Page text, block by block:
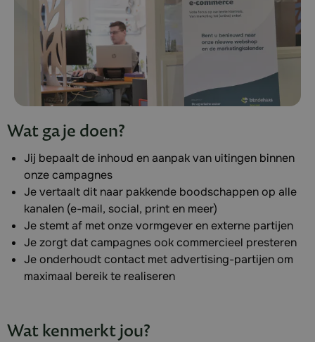
Wat ga je doen?
Jij bepaalt de inhoud en aanpak van uitingen binnen
onze campagnes
Je vertaalt dit naar pakkende boodschappen op alle
kanalen (e-mail, social, print en meer)
Je stemt af met onze vormgever en externe partijen
Je zorgt dat campagnes ook commercieel presteren
Je onderhoudt contact met advertising-partijen om
maximaal bereik te realiseren
Wat kenmerkt jou?